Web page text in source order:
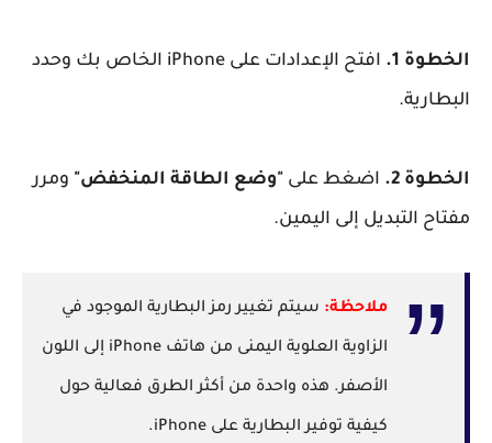
الخطوة 1.
افتح الإعدادات على iPhone الخاص بك وحدد
البطارية.
الخطوة 2. اضغط على "وضع الطاقة المنخفض" ومرر
مفتاح التبديل إلى اليمين.
ملاحظة: سيتم تغيير رمز البطارية الموجود في
الزاوية العلوية اليمنى من هاتف iPhone إلى اللون
الأصفر. هذه واحدة من أكثر الطرق فعالية حول
كيفية توفير البطارية على iPhone.